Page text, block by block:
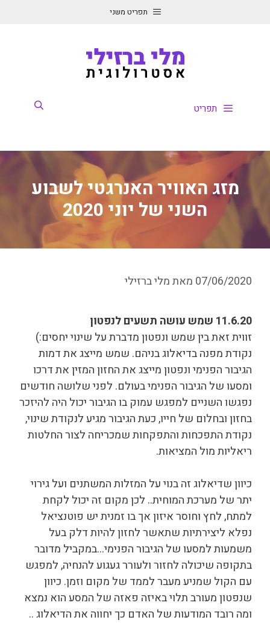
תפריט משני
תפריט
מזג האוויר האנרגטי לשבוע
השני של יוני 2020
07/06/2020 מאתמלי ברזילי
11.6.20 שמש עושה תשעים לנפטון
זווית זאת בין שמש ונפטון מדברת על שינוי יחסים:)
נקודת מפנה בדיאלוג בניהם. שמש מייצג את דמות
הגיבור הפנימי ונפטון מייצג את החזון המזין את דרכו
ומסעו של הגיבור הפנימי בעולם. לפני שלושה חודשים
נפגשו השניים למפגש עמוק בו הגיבור יכול היה להיזכר
בחזון ובחלום של חייו, כעת הגיבור מגיע לנקודת שינוי,
נקודת התפכחות והתפקחות שמכריחה לצור החלטות
ריאליות מול המציאות.
כיוון שדיאלוג זה בנוי על המזלות המשתנים ועל גירוי
יתר של מערכת המוחית.. לכן מקום זה יכול לקחת
למתח, לחץ וחוסר איזון אך בו זמנית יש פוטנציאל
נפלא ליצירתיות שתאשר לחזון להיות דלק בעל
משמעות למסעו של הגיבור הפנימי…במקביל מדובר
בתקופה שיכולה לחזור ולעורר געגוע להנחיה, למפגש
עם הקול שמניע מעבר לממד של מקום וזמן. כיוון
שנפטון מעורב תלוי באיזה פאזה של המסע הוא נמצא
ומה רובד המודעות של האדם כך יחווה את הדיאלוג ..